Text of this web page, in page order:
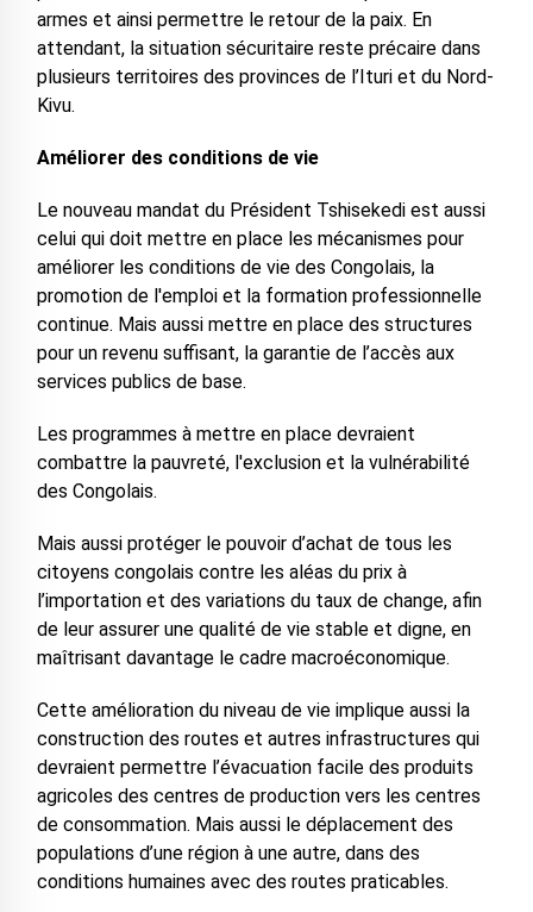
armes et ainsi permettre le retour de la paix. En
attendant, la situation sécuritaire reste précaire dans
plusieurs territoires des provinces de l’Ituri et du Nord-
Kivu.
Améliorer des conditions de vie
Le nouveau mandat du Président Tshisekedi est aussi
celui qui doit mettre en place les mécanismes pour
améliorer les conditions de vie des Congolais, la
promotion de l'emploi et la formation professionnelle
continue. Mais aussi mettre en place des structures
pour un revenu suffisant, la garantie de l’accès aux
services publics de base.
Les programmes à mettre en place devraient
combattre la pauvreté, l'exclusion et la vulnérabilité
des Congolais.
Mais aussi protéger le pouvoir d’achat de tous les
citoyens congolais contre les aléas du prix à
l’importation et des variations du taux de change, afin
de leur assurer une qualité de vie stable et digne, en
maîtrisant davantage le cadre macroéconomique.
Cette amélioration du niveau de vie implique aussi la
construction des routes et autres infrastructures qui
devraient permettre l’évacuation facile des produits
agricoles des centres de production vers les centres
de consommation. Mais aussi le déplacement des
populations d’une région à une autre, dans des
conditions humaines avec des routes praticables.